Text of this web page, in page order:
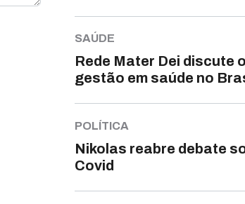
SAÚDE
Rede Mater Dei discute
gestão em saúde no
POLÍTICA
Nikolas reabre debate
Covid